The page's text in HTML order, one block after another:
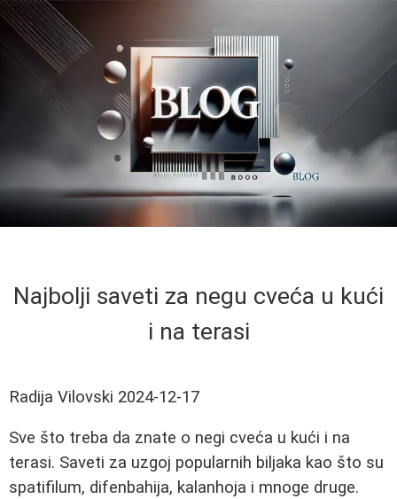
Najbolji saveti za negu cveća u kući
i na terasi
Radija Vilovski 2024-12-17
Sve što treba da znate o negi cveća u kući i na
terasi. Saveti za uzgoj popularnih biljaka kao što su
spatifilum, difenbahija, kalanhoja i mnoge druge.